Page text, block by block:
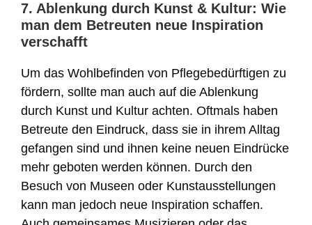
7. Ablenkung durch Kunst & Kultur: Wie
man dem Betreuten neue Inspiration
verschafft
Um das Wohlbefinden von Pflegebedürftigen zu
fördern, sollte man auch auf die Ablenkung
durch Kunst und Kultur achten. Oftmals haben
Betreute den Eindruck, dass sie in ihrem Alltag
gefangen sind und ihnen keine neuen Eindrücke
mehr geboten werden können. Durch den
Besuch von Museen oder Kunstausstellungen
kann man jedoch neue Inspiration schaffen.